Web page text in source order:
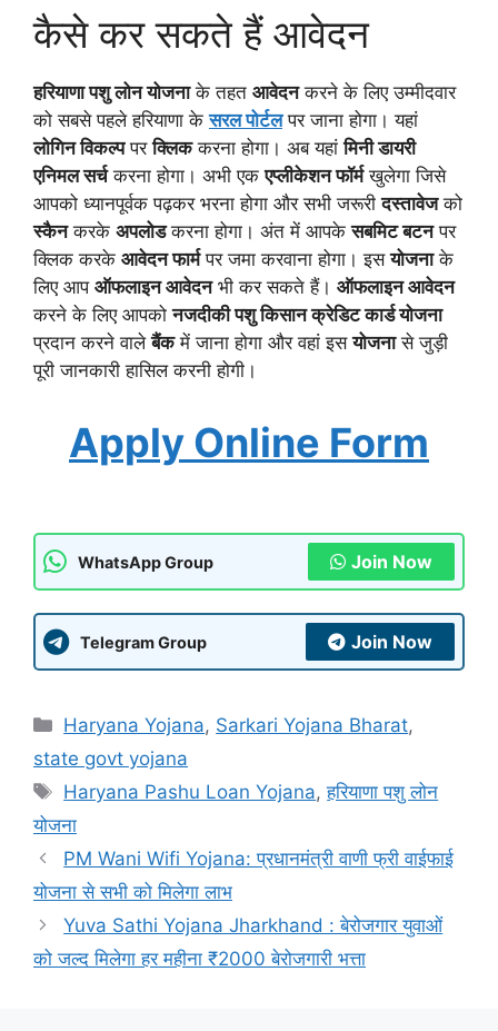
कैसे कर सकते हैं आवेदन
हरियाणा पशु लोन योजनाके तहत आवेदनकरने के लिए उम्मीदवार
को सबसे पहले हरियाणा केसरल पोर्टलपर जाना होगा। यहां
लोगिन विकल्पपरक्लिककरना होगा। अब यहांमिनी डायरी
एनिमल सर्चकरना होगा। अभी एकएप्लीकेशन फॉर्मखुलेगा जिसे
आपको ध्यानपूर्वक पढ़कर भरना होगा और सभी जरूरीदस्तावेजको
स्कैनकरके अपलोडकरना होगा। अंत में आपकेसबमिट बटनपर
क्लिक करके आवेदन फार्मपर जमा करवाना होगा। इसयोजनाके
लिए आप ऑफलाइन आवेदनभी कर सकते हैं। ऑफलाइन आवेदन
करने के लिए आपकोनजदीकी पशु किसान क्रेडिट कार्ड योजना
प्रदान करने वालेबैंकमें जाना होगा और वहां इसयोजनासे जुड़ी
पूरी जानकारी हासिल करनी होगी।
Apply Online Form
WhatsApp Group Join Now
Telegram Group Join Now
Categories
Haryana Yojana, Sarkari Yojana Bharat,
state govt yojana
Tags
Haryana Pashu Loan Yojana,हरियाणा पशु लोन
योजना
PM Wani Wifi Yojana: प्रधानमंत्री वाणी फ्री वाईफाई
योजना से सभी को मिलेगा लाभ
Yuva Sathi Yojana Jharkhand : बेरोजगार युवाओं
को जल्द मिलेगा हर महीना ₹2000 बेरोजगारी भत्ता